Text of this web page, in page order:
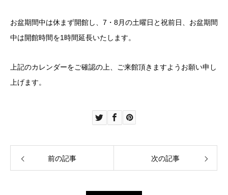
お盆期間中は休まず開館し、7・8月の土曜日と祝前日、お盆期間
中は開館時間を1時間延長いたします。
上記のカレンダーをご確認の上、ご来館頂きますようお願い申し
上げます。
前の記事 次の記事